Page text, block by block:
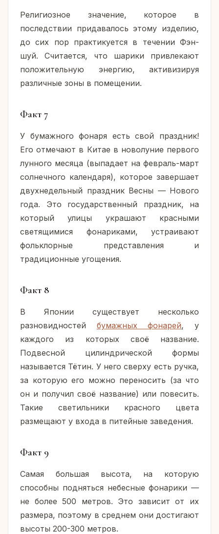
Религиозное значение, которое в
последствии придавалось этому изделию,
до сих пор практикуется в течении Фэн-
шуй. Считается, что шарики привлекают
положительную энергию, активизируя
различные зоны в помещении.
Факт 7
У бумажного фонаря есть свой праздник!
Его отмечают в Китае в новолуние первого
лунного месяца (выпадает на февраль-март
солнечного календаря), которое завершает
двухнедельный праздник Весны — Нового
года. Это государственный праздник, на
который улицы украшают красными
светящимися фонариками, устраивают
фольклорные представления и
традиционные угощения.
Факт 8
В Японии существует несколько
разновидностей бумажных фонарей, у
каждого из которых своё название.
Подвесной цилиндрической формы
называется Тётин. У него сверху есть ручка,
за которую его можно переносить (за что
он и получил своё название) или повесить.
Такие светильники красного цвета
размещают у входа в питейные заведения.
Факт 9
Самая большая высота, на которую
способны подняться небесные фонарики —
не более 500 метров. Это зависит от их
размера, поэтому в среднем они достигают
высоты 200-300 метров.